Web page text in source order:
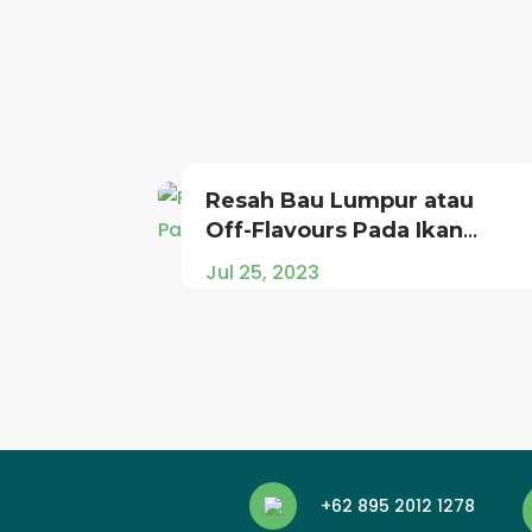
Resah Bau Lumpur atau
Off-Flavours Pada Ikan
Patin?
Jul 25, 2023
+62 895 2012 1278